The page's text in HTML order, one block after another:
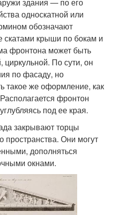
односкатной или
обозначают
скатами крыши по бокам и
фронтона может быть
циркульной. По сути, он
по фасаду, но
такое же оформление, как
фронтон
под ее края.
закрывают торцы
пространства. Они могут
дополняться
окнами.